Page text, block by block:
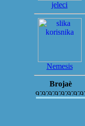
jeleci
Nemesis
Brojaè